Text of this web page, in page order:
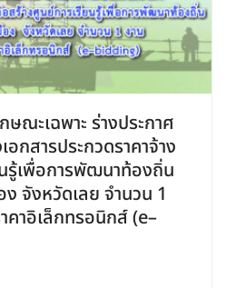
ณะเฉพาะ ร่างประกาศ
อกสารประกวดราคาจ้าง
รู้เพื่อการพัฒนาท้องถิ่น
ง จังหวัดเลย จำนวน 1
คาอิเล็กทรอนิกส์ (e–